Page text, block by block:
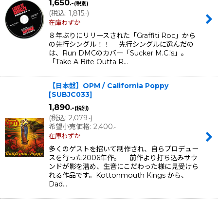
1,650.-(税別)
(税込: 1,815.-)
在庫わずか
８年ぶりにリリースされた「Graffiti Roc」から
の先行シングル！！ 先行シングルに選んだの
は、Run DMCのカバー「Sucker M.C.'s」。
「Take A Bite Outta R…
【日本盤】OPM / California Poppy
[SUBJC033]
1,890.-(税別)
(税込: 2,079.-)
希望小売価格: 2,400.-
在庫わずか
多くのゲストを招いて制作され、自らプロデュー
スを行った2006年作。 前作より打ち込みサウ
ンドが影を潜め、生音にこだわった様に見受けら
れる作品です。Kottonmouth Kings から、
Dad…